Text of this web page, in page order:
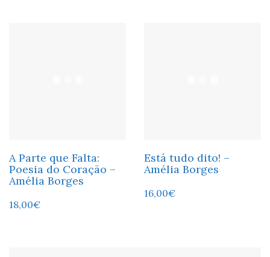
A Parte que Falta:
Poesia do Coração –
Amélia Borges
18,00€
Está tudo dito! –
Amélia Borges
16,00€